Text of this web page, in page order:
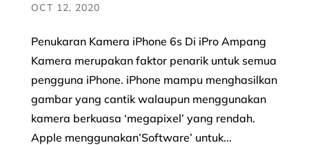
OCT 12, 2020
Penukaran Kamera iPhone 6s Di iPro Ampang
Kamera merupakan faktor penarik untuk semua
pengguna iPhone. iPhone mampu menghasilkan
gambar yang cantik walaupun menggunakan
kamera berkuasa ‘megapixel’ yang rendah.
Apple menggunakan’Software’ untuk...